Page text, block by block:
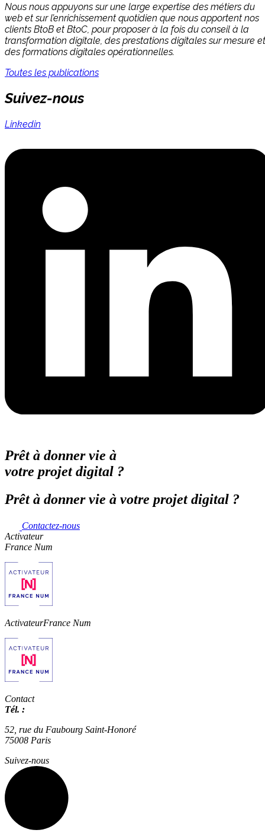
Nous nous appuyons sur une large expertise des métiers du
web et sur l’enrichissement quotidien que nous apportent nos
clients BtoB et BtoC, pour proposer à la fois du conseil à la
transformation digitale, des prestations digitales sur mesure et
des formations digitales opérationnelles.
Toutes les publications
Suivez-nous
Linkedin
Prêt à donner vie à
votre projet digital ?
Prêt à donner vie à votre projet digital ?
Contactez-nous
Activateur
France Num
ActivateurFrance Num
Contact
Tél. :
52, rue du Faubourg Saint-Honoré
75008 Paris
Suivez-nous